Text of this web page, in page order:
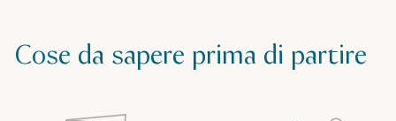
Cose da sapere prima di partire